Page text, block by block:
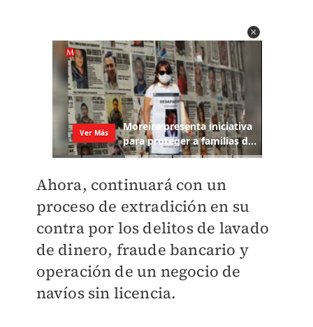
Ahora, continuará con un
proceso de extradición en su
contra por los delitos de lavado
de dinero, fraude bancario y
operación de un negocio de
navíos sin licencia.